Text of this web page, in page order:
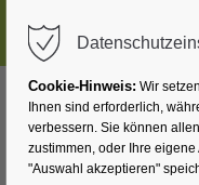
Ihr Heilbad
Cookie-Hinweis: Wir
Ihnen sind erforderlich,
verbessern. Sie können
zustimmen, oder Ihre
"Auswahl akzeptieren"